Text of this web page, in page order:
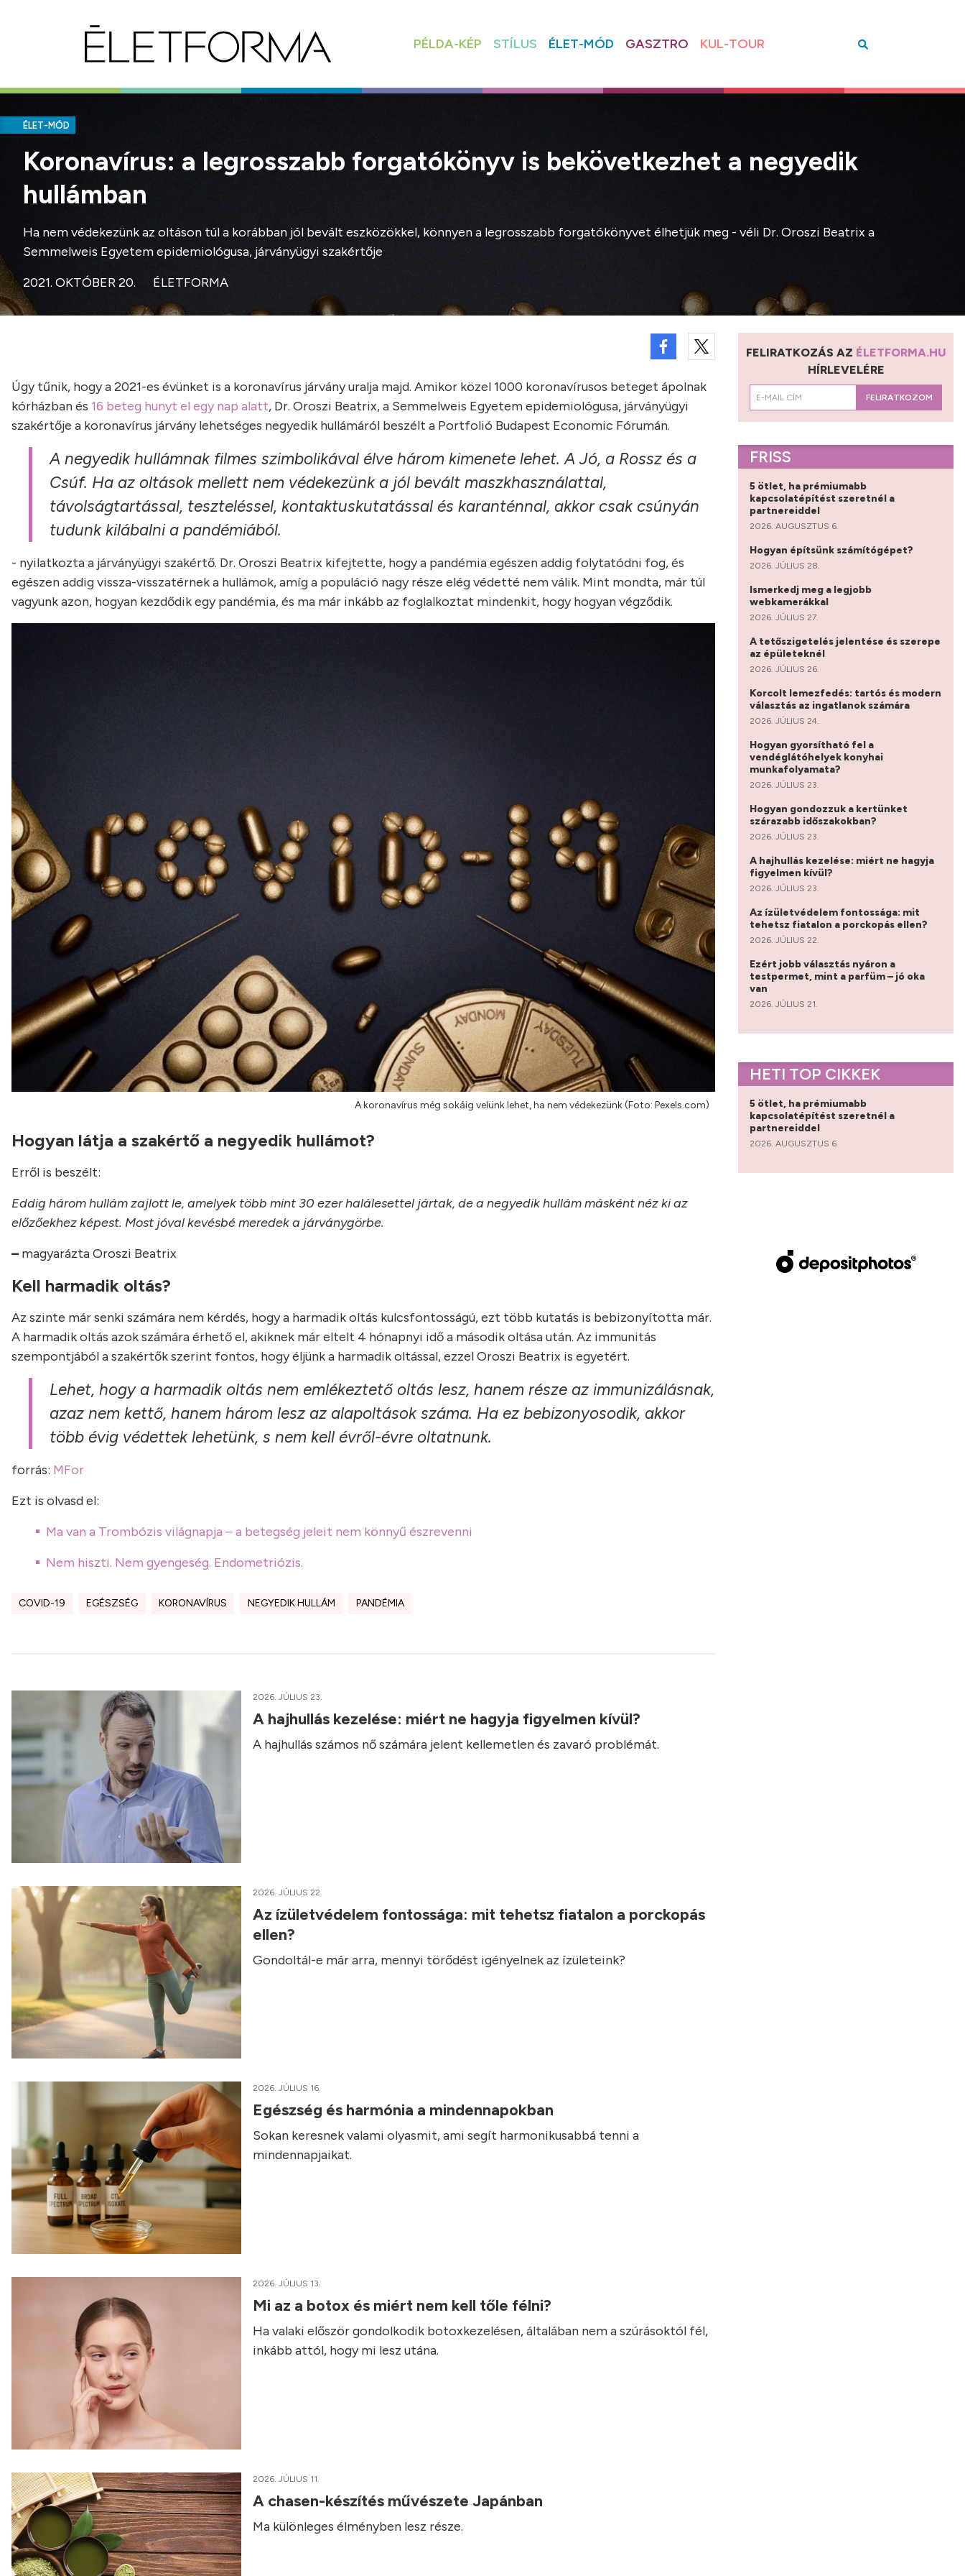
PÉLDA-KÉP STÍLUS ÉLET-MÓD GASZTRO KUL-TOUR
ÉLET-MÓD
Koronavírus: a legrosszabb forgatókönyv is bekövetkezhet a negyedik
hullámban
Ha nem védekezünk az oltáson túl a korábban jól bevált eszközökkel, könnyen a legrosszabb forgatókönyvet élhetjük meg - véli Dr. Oroszi Beatrix a
Semmelweis Egyetem epidemiológusa, járványügyi szakértője
2021. OKTÓBER 20.
ÉLETFORMA
Úgy tűnik, hogy a 2021-es évünket is a koronavírus járvány uralja majd. Amikor közel 1000 koronavírusos beteget ápolnak
kórházban és 16 beteg hunyt el egy nap alatt, Dr. Oroszi Beatrix, a Semmelweis Egyetem epidemiológusa, járványügyi
szakértője a koronavírus járvány lehetséges negyedik hullámáról beszélt a Portfolió Budapest Economic Fórumán.
A negyedik hullámnak filmes szimbolikával élve három kimenete lehet. A Jó, a Rossz és a
Csúf. Ha az oltások mellett nem védekezünk a jól bevált maszkhasználattal,
távolságtartással, teszteléssel, kontaktuskutatással és karanténnal, akkor csak csúnyán
tudunk kilábalni a pandémiából.
- nyilatkozta a járványügyi szakértő. Dr. Oroszi Beatrix kifejtette, hogy a pandémia egészen addig folytatódni fog, és
egészen addig vissza-visszatérnek a hullámok, amíg a populáció nagy része elég védetté nem válik. Mint mondta, már túl
vagyunk azon, hogyan kezdődik egy pandémia, és ma már inkább az foglalkoztat mindenkit, hogy hogyan végződik.
A koronavírus még sokáig velünk lehet, ha nem védekezünk (Foto: Pexels.com)
Hogyan látja a szakértő a negyedik hullámot?
Erről is beszélt:
Eddig három hullám zajlott le, amelyek több mint 30 ezer halálesettel jártak, de a negyedik hullám másként néz ki az
előzőekhez képest. Most jóval kevésbé meredek a járványgörbe.
– magyarázta Oroszi Beatrix
Kell harmadik oltás?
Az szinte már senki számára nem kérdés, hogy a harmadik oltás kulcsfontosságú, ezt több kutatás is bebizonyította már.
A harmadik oltás azok számára érhető el, akiknek már eltelt 4 hónapnyi idő a második oltása után. Az immunitás
szempontjából a szakértők szerint fontos, hogy éljünk a harmadik oltással, ezzel Oroszi Beatrix is egyetért.
Lehet, hogy a harmadik oltás nem emlékeztető oltás lesz, hanem része az immunizálásnak,
azaz nem kettő, hanem három lesz az alapoltások száma. Ha ez bebizonyosodik, akkor
több évig védettek lehetünk, s nem kell évről-évre oltatnunk.
forrás: MFor
Ezt is olvasd el:
Ma van a Trombózis világnapja – a betegség jeleit nem könnyű észrevenni
Nem hiszti. Nem gyengeség. Endometriózis.
COVID-19 EGÉSZSÉG KORONAVÍRUS NEGYEDIK HULLÁM PANDÉMIA
2026. JÚLIUS 23.
A hajhullás kezelése: miért ne hagyja figyelmen kívül?
A hajhullás számos nő számára jelent kellemetlen és zavaró problémát.
2026. JÚLIUS 22.
Az ízületvédelem fontossága: mit tehetsz fiatalon a porckopás
ellen?
Gondoltál-e már arra, mennyi törődést igényelnek az ízületeink?
2026. JÚLIUS 16.
Egészség és harmónia a mindennapokban
Sokan keresnek valami olyasmit, ami segít harmonikusabbá tenni a
mindennapjaikat.
2026. JÚLIUS 13.
Mi az a botox és miért nem kell tőle félni?
Ha valaki először gondolkodik botoxkezelésen, általában nem a szúrásoktól fél,
inkább attól, hogy mi lesz utána.
2026. JÚLIUS 11.
A chasen-készítés művészete Japánban
Ma különleges élményben lesz része.
FELIRATKOZÁS AZ ÉLETFORMA.HU
HÍRLEVELÉRE
FELIRATKOZOM
FRISS
5 ötlet, ha prémiumabb
kapcsolatépítést szeretnél a
partnereiddel
2026. AUGUSZTUS 6.
Hogyan építsünk számítógépet?
2026. JÚLIUS 28.
Ismerkedj meg a legjobb
webkamerákkal
2026. JÚLIUS 27.
A tetőszigetelés jelentése és szerepe
az épületeknél
2026. JÚLIUS 26.
Korcolt lemezfedés: tartós és modern
választás az ingatlanok számára
2026. JÚLIUS 24.
Hogyan gyorsítható fel a
vendéglátóhelyek konyhai
munkafolyamata?
2026. JÚLIUS 23.
Hogyan gondozzuk a kertünket
szárazabb időszakokban?
2026. JÚLIUS 23.
A hajhullás kezelése: miért ne hagyja
figyelmen kívül?
2026. JÚLIUS 23.
Az ízületvédelem fontossága: mit
tehetsz fiatalon a porckopás ellen?
2026. JÚLIUS 22.
Ezért jobb választás nyáron a
testpermet, mint a parfüm – jó oka
van
2026. JÚLIUS 21.
HETI TOP CIKKEK
5 ötlet, ha prémiumabb
kapcsolatépítést szeretnél a
partnereiddel
2026. AUGUSZTUS 6.